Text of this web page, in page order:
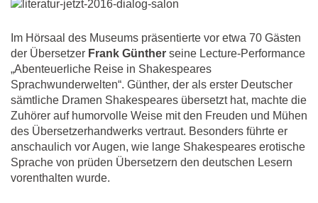
Im Hörsaal des Museums präsentierte vor etwa 70 Gästen
der Übersetzer Frank Günther seine Lecture-Performance
„Abenteuerliche Reise in Shakespeares
Sprachwunderwelten“. Günther, der als erster Deutscher
sämtliche Dramen Shakespeares übersetzt hat, machte die
Zuhörer auf humorvolle Weise mit den Freuden und Mühen
des Übersetzerhandwerks vertraut. Besonders führte er
anschaulich vor Augen, wie lange Shakespeares erotische
Sprache von prüden Übersetzern den deutschen Lesern
vorenthalten wurde.